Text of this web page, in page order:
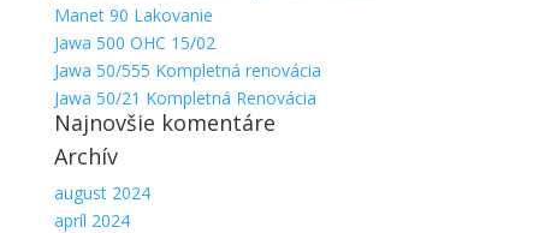
Manet 90 Lakovanie
Jawa 500 OHC 15/02
Jawa 50/555 Kompletná renovácia
Jawa 50/21 Kompletná Renovácia
Najnovšie komentáre
Archív
august 2024
apríl 2024